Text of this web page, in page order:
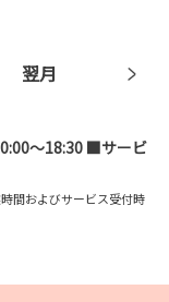
翌月
～18:30 ■サービ
間およびサービス受付時